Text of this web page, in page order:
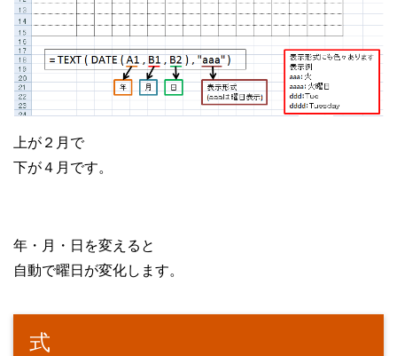
上が２月で
下が４月です。
年・月・日を変えると
自動で曜日が変化します。
式